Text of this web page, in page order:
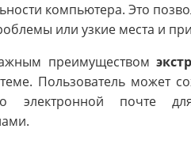
компьютера. Это
или узкие места и
преимуществом
Пользователь может
электронной почте